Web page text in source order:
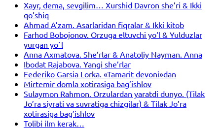
Xayr, dema, sevgilim… Xurshid Davron she’ri & Ikki
qo’shiq
Ahmad A’zam. Asarlaridan fiqralar & Ikki kitob
Farhod Bobojonov. Orzuga eltuvchi yo‘l & Yulduzlar
yurgan yo`l
Anna Axmatova. She’rlar & Anatoliy Nayman. Anna
Ibodat Rajabova. Yangi she’rlar
Federiko Garsia Lorka. «Tamarit devoni»dan
Mirtemir domla xotirasiga bag’ishlov
Sulaymon Rahmon. Orzulardan yaratdi dunyo. (Tilak
Jo’ra siyrati va suvratiga chizgilar) & Tilak Jo’ra
xotirasiga bag’ishlov
Tolibi ilm kerak…